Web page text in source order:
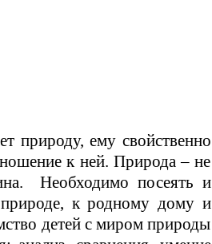
природу, ему свойственно
к ней. Природа – не
Необходимо посеять и
к родному дому и
детей с миром природы